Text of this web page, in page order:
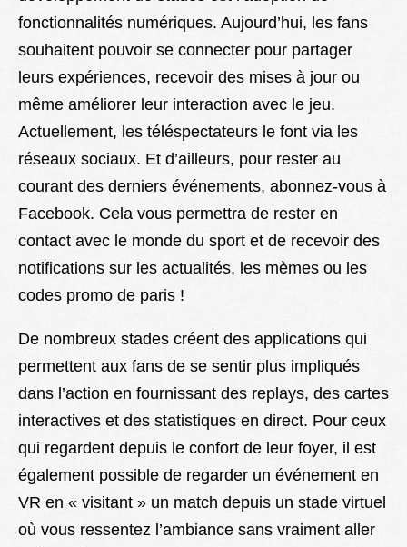
fonctionnalités numériques. Aujourd’hui, les fans
souhaitent pouvoir se connecter pour partager
leurs expériences, recevoir des mises à jour ou
même améliorer leur interaction avec le jeu.
Actuellement, les téléspectateurs le font via les
réseaux sociaux. Et d’ailleurs, pour rester au
courant des derniers événements, abonnez-vous à
Facebook. Cela vous permettra de rester en
contact avec le monde du sport et de recevoir des
notifications sur les actualités, les mèmes ou les
codes promo de paris !
De nombreux stades créent des applications qui
permettent aux fans de se sentir plus impliqués
dans l’action en fournissant des replays, des cartes
interactives et des statistiques en direct. Pour ceux
qui regardent depuis le confort de leur foyer, il est
également possible de regarder un événement en
VR en « visitant » un match depuis un stade virtuel
où vous ressentez l’ambiance sans vraiment aller